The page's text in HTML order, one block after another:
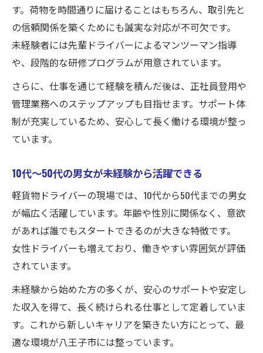
す。荷物を時間通りに届けることはもちろん、取引先と
の信頼関係を築くためにも誠実な対応が不可欠です。
未経験者には先輩ドライバーによるマンツーマン指導
や、段階的な研修プログラムが用意されています。
さらに、仕事を通じて経験を積んだ後は、正社員登用や
管理業務へのステップアップも目指せます。サポート体
制が充実しているため、安心して長く働ける環境が整っ
ています。
10代〜50代の男女が未経験から活躍できる
軽貨物ドライバーの現場では、10代から50代までの男女
が幅広く活躍しています。年齢や性別に関係なく、意欲
があれば誰でもスタートできるのが大きな特徴です。
女性ドライバーも増えており、働きやすい雰囲気が評価
されています。
未経験から始めた方の多くが、安心のサポートや安定し
た収入を得て、長く続けられる仕事として定着していま
す。これから新しいキャリアを築きたい方にとって、最
適な環境が八王子市には整っています。